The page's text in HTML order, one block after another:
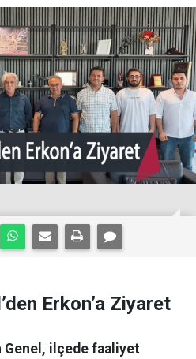
Erkon’a Ziyaret
Genel, ilçede faaliyet